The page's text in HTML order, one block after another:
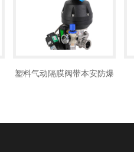
塑料气动隔膜阀带本安防爆